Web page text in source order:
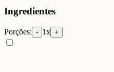
Ingredientes
Porções: - 1x +